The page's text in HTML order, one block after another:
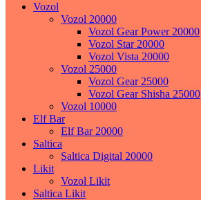
Vozol
Vozol 20000
Vozol Gear Power 20000
Vozol Star 20000
Vozol Vista 20000
Vozol 25000
Vozol Gear 25000
Vozol Gear Shisha 25000
Vozol 10000
Elf Bar
Elf Bar 20000
Saltica
Saltica Digital 20000
Likit
Vozol Likit
Saltica Likit